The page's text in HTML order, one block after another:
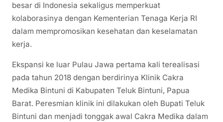
besar di Indonesia sekaligus memperkuat
kolaborasinya dengan Kementerian Tenaga Kerja RI
dalam mempromosikan kesehatan dan keselamatan
kerja.
Ekspansi ke luar Pulau Jawa pertama kali terealisasi
pada tahun 2018 dengan berdirinya Klinik Cakra
Medika Bintuni di Kabupaten Teluk Bintuni, Papua
Barat. Peresmian klinik ini dilakukan oleh Bupati Teluk
Bintuni dan menjadi tonggak awal Cakra Medika dalam